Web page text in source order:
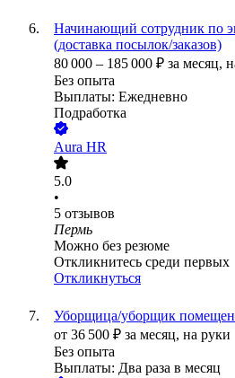
Начинающий сотрудник по
(доставка посылок/заказов)
80 000 – 185 000 ₽ за месяц,
Без опыта
Выплаты: Ежедневно
Подработка
Aura HR
5.0
•
5 отзывов
Пермь
Можно без резюме
Откликнитесь среди первых
Откликнуться
Уборщица/уборщик
от 36 500 ₽ за месяц, на руки
Без опыта
Выплаты: Два раза в месяц